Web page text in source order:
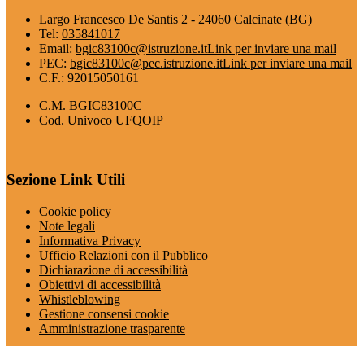
Largo Francesco De Santis 2 - 24060 Calcinate (BG)
Tel: 035841017
Email: bgic83100c@istruzione.itLink per inviare una mail
PEC: bgic83100c@pec.istruzione.itLink per inviare una mail
C.F.: 92015050161
C.M. BGIC83100C
Cod. Univoco UFQOIP
Sezione Link Utili
Cookie policy
Note legali
Informativa Privacy
Ufficio Relazioni con il Pubblico
Dichiarazione di accessibilità
Obiettivi di accessibilità
Whistleblowing
Gestione consensi cookie
Amministrazione trasparente